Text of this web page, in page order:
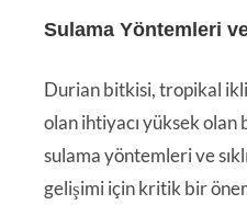
Sulama Yöntemleri ve
Durian bitkisi, tropikal
olan ihtiyacı yüksek
sulama yöntemleri ve
gelişimi için kritik bir